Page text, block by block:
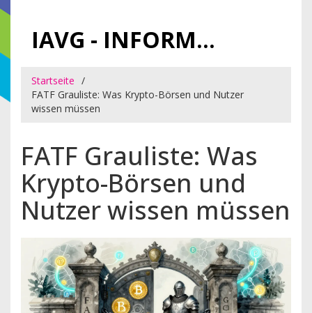
IAVG - INFORMATIONSARCHIV FÜR VIRTUELLE GELDER
Startseite
FATF Grauliste: Was Krypto-Börsen und Nutzer
wissen müssen
FATF Grauliste: Was
Krypto-Börsen und
Nutzer wissen müssen